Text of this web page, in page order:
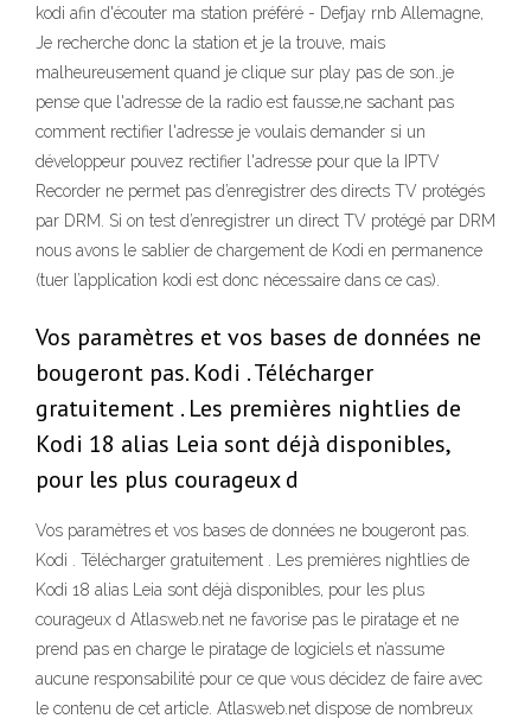
kodi afin d'écouter ma station préféré - Defjay rnb Allemagne,
Je recherche donc la station et je la trouve, mais
malheureusement quand je clique sur play pas de son..je
pense que l'adresse de la radio est fausse,ne sachant pas
comment rectifier l'adresse je voulais demander si un
développeur pouvez rectifier l'adresse pour que la IPTV
Recorder ne permet pas d’enregistrer des directs TV protégés
par DRM. Si on test d’enregistrer un direct TV protégé par DRM
nous avons le sablier de chargement de Kodi en permanence
(tuer l’application kodi est donc nécessaire dans ce cas).
Vos paramètres et vos bases de données ne
bougeront pas. Kodi . Télécharger
gratuitement . Les premières nightlies de
Kodi 18 alias Leia sont déjà disponibles,
pour les plus courageux d
Vos paramètres et vos bases de données ne bougeront pas.
Kodi . Télécharger gratuitement . Les premières nightlies de
Kodi 18 alias Leia sont déjà disponibles, pour les plus
courageux d Atlasweb.net ne favorise pas le piratage et ne
prend pas en charge le piratage de logiciels et n’assume
aucune responsabilité pour ce que vous décidez de faire avec
le contenu de cet article. Atlasweb.net dispose de nombreux